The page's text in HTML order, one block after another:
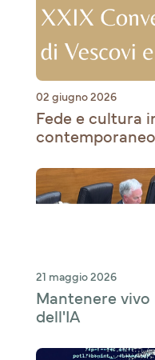
02 giugno 2026
Fede e cultura
contemporaneo
21 maggio 2026
Mantenere
dell'IA